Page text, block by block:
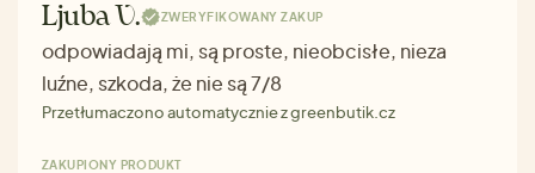
Ljuba V. ZWERYFIKOWANY ZAKUP
odpowiadają mi, są proste, nieobcisłe, nieza
luźne, szkoda, że nie są 7/8
Przetłumaczono automatycznie z greenbutik.cz
ZAKUPIONY PRODUKT